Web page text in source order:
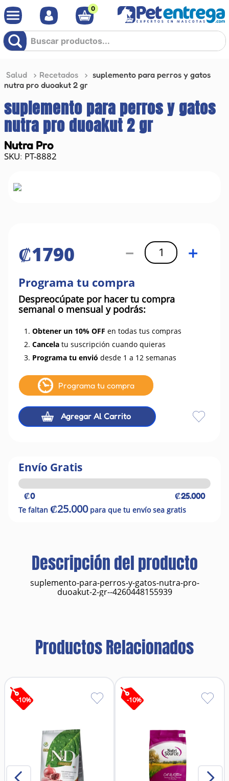
0
Buscar productos...
Salud Recetados
suplemento para perros y gatos
nutra pro duoakut 2 gr
suplemento para perros y gatos
nutra pro duoakut 2 gr
Nutra Pro
: PT-8882
₡1790 ＋
－
Programa tu compra
Despreocúpate por hacer tu compra
semanal o mensual y podrás:
1. Obtener un 10% OFF en todas tus compras
2. Cancela tu suscripción cuando quieras
3. Programa tu envió desde 1 a 12 semanas
Programa tu compra
Agregar Al Carrito
Envío Gratis
₡0 ₡25.000
Te faltan ₡25.000para que tu envío sea gratis
Descripción del producto
suplemento-para-perros-y-gatos-nutra-pro-
duoakut-2-gr--4260448155939
Productos Relacionados
-10% -10%